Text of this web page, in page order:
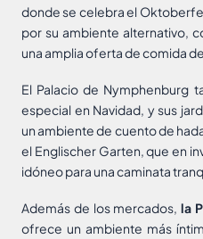
donde se celebra el
por su ambiente alternativo,
una amplia oferta de comida
El Palacio de Nymphenburg
especial en Navidad, y sus
un ambiente de cuento de
el Englischer Garten, que en
idóneo para una caminata
Además de los mercados,la
ofrece un ambiente más